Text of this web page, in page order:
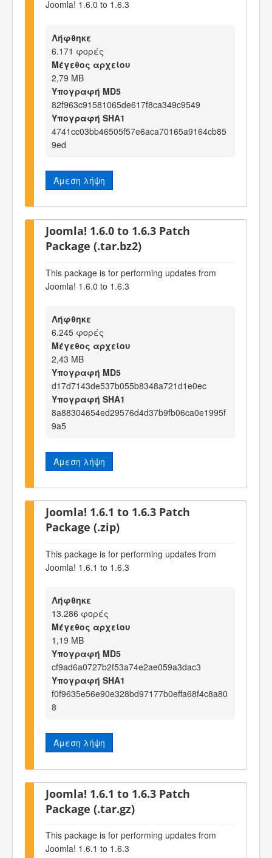
Joomla! 1.6.0 to 1.6.3
Λήφθηκε
6.171 φορές
Μέγεθος αρχείου
2,79 MB
Υπογραφή MD5
82f963c91581065de617f8ca349c9549
Υπογραφή SHA1
4741cc03bb46505f57e6aca70165a9164cb85
9ed
Άμεση λήψη
Joomla! 1.6.0 to 1.6.3 Patch
Package (.tar.bz2)
This package is for performing updates from
Joomla! 1.6.0 to 1.6.3
Λήφθηκε
6.245 φορές
Μέγεθος αρχείου
2,43 MB
Υπογραφή MD5
d17d7143de537b055b8348a721d1e0ec
Υπογραφή SHA1
8a88304654ed29576d4d37b9fb06ca0e1995f
9a5
Άμεση λήψη
Joomla! 1.6.1 to 1.6.3 Patch
Package (.zip)
This package is for performing updates from
Joomla! 1.6.1 to 1.6.3
Λήφθηκε
13.286 φορές
Μέγεθος αρχείου
1,19 MB
Υπογραφή MD5
cf9ad6a0727b2f53a74e2ae059a3dac3
Υπογραφή SHA1
f0f9635e56e90e328bd97177b0effa68f4c8a80
8
Άμεση λήψη
Joomla! 1.6.1 to 1.6.3 Patch
Package (.tar.gz)
This package is for performing updates from
Joomla! 1.6.1 to 1.6.3